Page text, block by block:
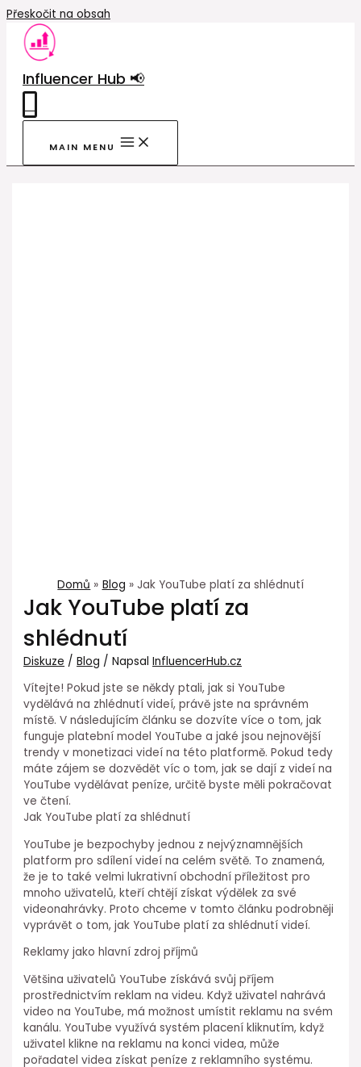
Přeskočit na obsah
Influencer Hub 📢
MAIN MENU
Domů Blog Jak YouTube platí za shlédnutí
Jak YouTube platí za
shlédnutí
Diskuze /Blog / NapsalInfluencerHub.cz
Vítejte! Pokud jste se někdy ptali, jak si YouTube
vydělává na zhlédnutí videí, právě jste na správném
místě. V následujícím článku se dozvíte více o tom, jak
funguje platební model YouTube a jaké jsou nejnovější
trendy v monetizaci videí na této platformě. Pokud tedy
máte zájem se dozvědět víc o tom, jak se dají z videí na
YouTube vydělávat peníze, určitě byste měli pokračovat
ve čtení.
Jak YouTube platí za shlédnutí
YouTube je bezpochyby jednou z nejvýznamnějších
platform pro sdílení videí na celém světě. To znamená,
že je to také velmi lukrativní obchodní příležitost pro
mnoho uživatelů, kteří chtějí získat výdělek za své
videonahrávky. Proto chceme v tomto článku podrobněji
vyprávět o tom, jak YouTube platí za shlédnutí videí.
Reklamy jako hlavní zdroj příjmů
Většina uživatelů YouTube získává svůj příjem
prostřednictvím reklam na videu. Když uživatel nahrává
video na YouTube, má možnost umístit reklamu na svém
kanálu. YouTube využívá systém placení kliknutím, když
uživatel klikne na reklamu na konci videa, může
pořadatel videa získat peníze z reklamního systému.